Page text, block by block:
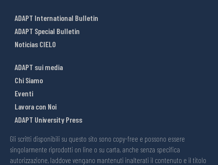
ADAPT International Bulletin
ADAPT Special Bulletin
Noticias CIELO
ADAPT sui media
Chi Siamo
Eventi
Lavora con Noi
ADAPT University Press
Gli scritti disponibili su questo sito sono copy-free e possono essere
singolarmente riprodotti on line o su carta, anche senza specifica
autorizzazione, laddove vengano mantenuti inalterati il contenuto e il titolo